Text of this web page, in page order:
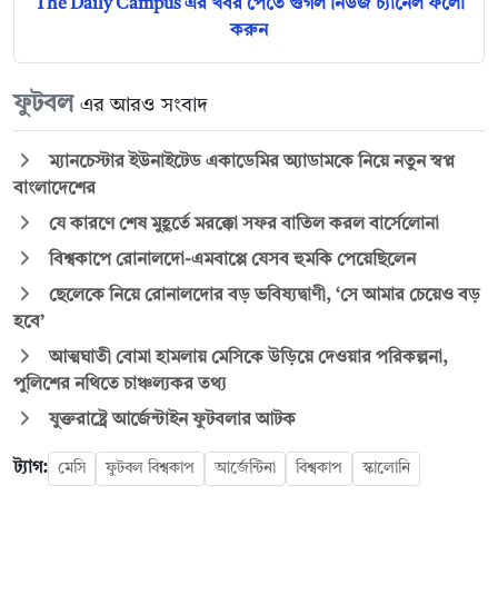
The Daily Campus এর খবর পেতে গুগল নিউজ চ্যানেল ফলো
করুন
ফুটবল এর আরও সংবাদ
ম্যানচেস্টার ইউনাইটেড একাডেমির অ্যাডামকে নিয়ে নতুন স্বপ্ন
বাংলাদেশের
যে কারণে শেষ মুহূর্তে মরক্কো সফর বাতিল করল বার্সেলোনা
বিশ্বকাপে রোনালদো-এমবাপ্পে যেসব হুমকি পেয়েছিলেন
ছেলেকে নিয়ে রোনালদোর বড় ভবিষ্যদ্বাণী, ‘সে আমার চেয়েও বড়
হবে’
আত্মঘাতী বোমা হামলায় মেসিকে উড়িয়ে দেওয়ার পরিকল্পনা,
পুলিশের নথিতে চাঞ্চল্যকর তথ্য
যুক্তরাষ্ট্রে আর্জেন্টাইন ফুটবলার আটক
ট্যাগ: মেসি ফুটবল বিশ্বকাপ আর্জেন্টিনা বিশ্বকাপ স্কালোনি